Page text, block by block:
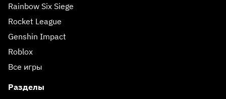
Rainbow Six Siege
Rocket League
Genshin Impact
Roblox
Все игры
Разделы